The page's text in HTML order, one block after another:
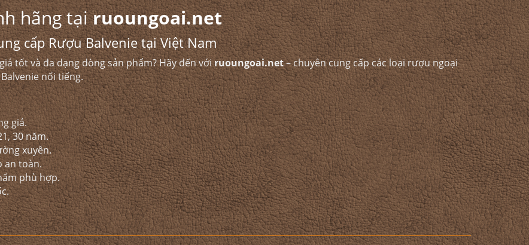
hãng tạiruoungoai.net
cấp Rượu Balvenie tại Việt Nam
tốt và đa dạng dòng sản phẩm? Hãy đến vớiruoungoai.net– chuyên cung cấp các loại rượu ngoại
nổi tiếng.
giả.
30 năm.
xuyên.
an toàn.
phù hợp.